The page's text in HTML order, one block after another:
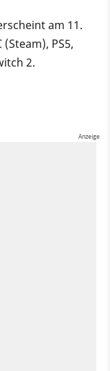
am 11.
PS5,
2.